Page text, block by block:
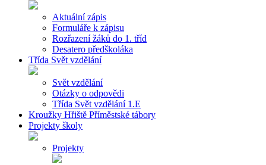
Aktuální zápis
Formuláře k zápisu
Rozřazení žáků do 1. tříd
Desatero předškoláka
Třída Svět vzdělání
Svět vzdělání
Otázky o odpovědi
Třída Svět vzdělání 1.E
Kroužky Hřiště Příměstské tábory
Projekty školy
Projekty